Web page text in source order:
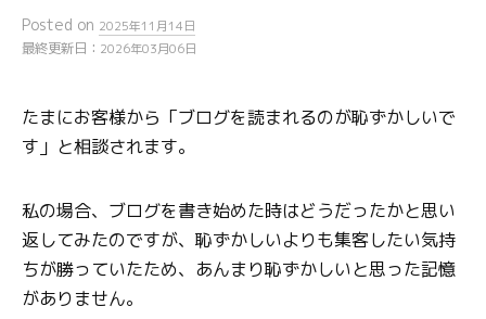
Posted on 2025年11月14日
最終更新日： 2026年03月06日
たまにお客様から「ブログを読まれるのが恥ずかしいで
す」と相談されます。
私の場合、ブログを書き始めた時はどうだったかと思い
返してみたのですが、恥ずかしいよりも集客したい気持
ちが勝っていたため、あんまり恥ずかしいと思った記憶
がありません。